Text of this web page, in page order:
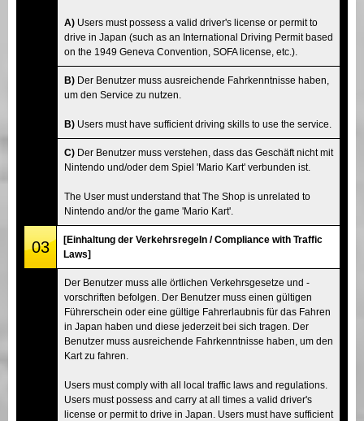
A) Users must possess a valid driver's license or permit to
drive in Japan (such as an International Driving Permit based
on the 1949 Geneva Convention, SOFA license, etc.).
B) Der Benutzer muss ausreichende Fahrkenntnisse haben,
um den Service zu nutzen.
B) Users must have sufficient driving skills to use the service.
C) Der Benutzer muss verstehen, dass das Geschäft nicht mit
Nintendo und/oder dem Spiel 'Mario Kart' verbunden ist.
The User must understand that The Shop is unrelated to
Nintendo and/or the game 'Mario Kart'.
03
[Einhaltung der Verkehrsregeln / Compliance with Traffic
Laws]
Der Benutzer muss alle örtlichen Verkehrsgesetze und -
vorschriften befolgen. Der Benutzer muss einen gültigen
Führerschein oder eine gültige Fahrerlaubnis für das Fahren
in Japan haben und diese jederzeit bei sich tragen. Der
Benutzer muss ausreichende Fahrkenntnisse haben, um den
Kart zu fahren.
Users must comply with all local traffic laws and regulations.
Users must possess and carry at all times a valid driver's
license or permit to drive in Japan. Users must have sufficient